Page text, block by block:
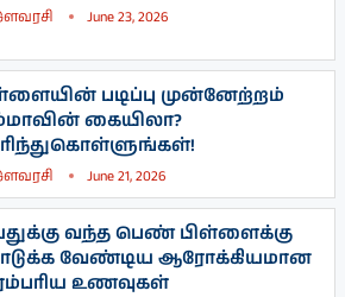
June 23, 2026
படிப்பு முன்னேற்றம்
கையிலா?
June 21, 2026
வந்த பெண் பிள்ளைக்கு
வேண்டிய ஆரோக்கியமான
உணவுகள்